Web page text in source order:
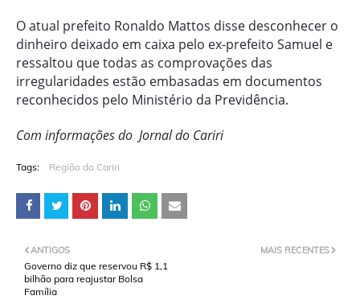
O atual prefeito Ronaldo Mattos disse desconhecer o
dinheiro deixado em caixa pelo ex-prefeito Samuel e
ressaltou que todas as comprovações das
irregularidades estão embasadas em documentos
reconhecidos pelo Ministério da Previdência.
Com informações do Jornal do Cariri
Tags: Região do Cariri
MAIS RECENTES
ANTIGOS
Governo diz que reservou R$ 1,1
bilhão para reajustar Bolsa
Família